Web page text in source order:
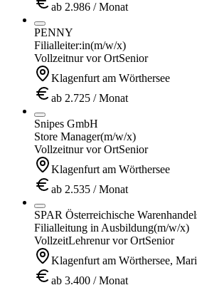
ab 2.986 / Monat
PENNY
Filialleiter:in(m/w/x)
Vollzeitnur vor OrtSenior
Klagenfurt am Wörthersee
ab 2.725 / Monat
Snipes GmbH
Store Manager(m/w/x)
Vollzeitnur vor OrtSenior
Klagenfurt am Wörthersee
ab 2.535 / Monat
SPAR Österreichische
Filialleitung in Ausbildung(m/w/x)
VollzeitLehrenur vor OrtSenior
Klagenfurt am Wörthersee,
ab 3.400 / Monat